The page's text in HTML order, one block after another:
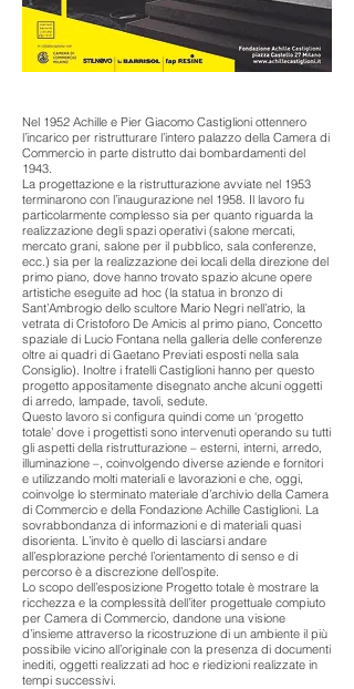
Nel 1952 Achille e Pier Giacomo Castiglioni ottennero
l’incarico per ristrutturare l’intero palazzo della Camera di
Commercio in parte distrutto dai bombardamenti del
1943.
La progettazione e la ristrutturazione avviate nel 1953
terminarono con l’inaugurazione nel 1958. Il lavoro fu
particolarmente complesso sia per quanto riguarda la
realizzazione degli spazi operativi (salone mercati,
mercato grani, salone per il pubblico, sala conferenze,
ecc.) sia per la realizzazione dei locali della direzione del
primo piano, dove hanno trovato spazio alcune opere
artistiche eseguite ad hoc (la statua in bronzo di
Sant’Ambrogio dello scultore Mario Negri nell’atrio, la
vetrata di Cristoforo De Amicis al primo piano, Concetto
spaziale di Lucio Fontana nella galleria delle conferenze
oltre ai quadri di Gaetano Previati esposti nella sala
Consiglio). Inoltre i fratelli Castiglioni hanno per questo
progetto appositamente disegnato anche alcuni oggetti
di arredo, lampade, tavoli, sedute.
Questo lavoro si configura quindi come un ‘progetto
totale’ dove i progettisti sono intervenuti operando su tutti
gli aspetti della ristrutturazione – esterni, interni, arredo,
illuminazione –, coinvolgendo diverse aziende e fornitori
e utilizzando molti materiali e lavorazioni e che, oggi,
coinvolge lo sterminato materiale d’archivio della Camera
di Commercio e della Fondazione Achille Castiglioni. La
sovrabbondanza di informazioni e di materiali quasi
disorienta. L’invito è quello di lasciarsi andare
all’esplorazione perché l’orientamento di senso e di
percorso è a discrezione dell’ospite.
Lo scopo dell’esposizione Progetto totale è mostrare la
ricchezza e la complessità dell’iter progettuale compiuto
per Camera di Commercio, dandone una visione
d’insieme attraverso la ricostruzione di un ambiente il più
possibile vicino all’originale con la presenza di documenti
inediti, oggetti realizzati ad hoc e riedizioni realizzate in
tempi successivi.